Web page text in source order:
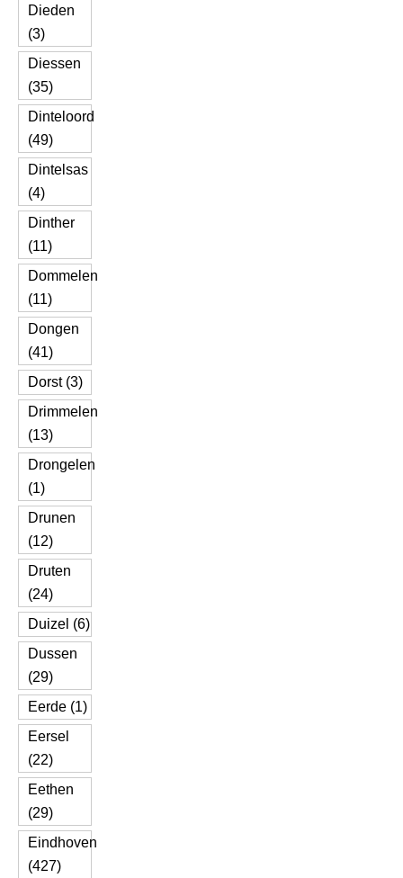
Dieden
(3)
Diessen
(35)
Dinteloord
(49)
Dintelsas
(4)
Dinther
(11)
Dommelen
(11)
Dongen
(41)
Dorst (3)
Drimmelen
(13)
Drongelen
(1)
Drunen
(12)
Druten
(24)
Duizel (6)
Dussen
(29)
Eerde (1)
Eersel
(22)
Eethen
(29)
Eindhoven
(427)